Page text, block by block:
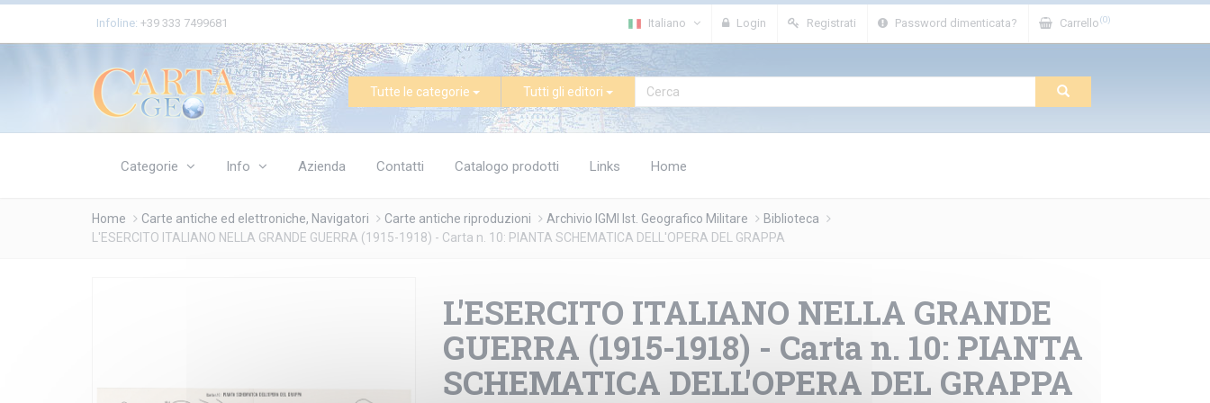
Infoline: +39 333 7499681 Italiano Login Registrati Password dimenticata? Carrello(0)
Tutte le categorie Tutti gli editori
Categorie Info Azienda Contatti Catalogo prodotti Links Home
Home Carte antiche ed elettroniche, Navigatori Carte antiche riproduzioni Archivio IGMI Ist. Geografico Militare
Biblioteca
L'ESERCITO ITALIANO NELLA GRANDE GUERRA (1915-1918) - Carta n. 10: PIANTA SCHEMATICA DELL'OPERA DEL GRAPPA
L'ESERCITO ITALIANO NELLA GRANDE
GUERRA (1915-1918) - Carta n. 10: PIANTA
SCHEMATICA DELL'OPERA DEL GRAPPA
Cookies management panel